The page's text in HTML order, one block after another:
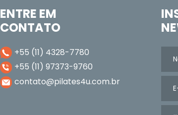
ENTRE EM
CONTATO
+55 (11) 4328-7780
+55 (11) 97373-9760
contato@pilates4u.com.br